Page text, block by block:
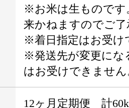
※お米は生ものです
来かねますのでご了
※着日指定はお受け
※発送先が変更にな
はお受けできません
12ヶ月定期便 計